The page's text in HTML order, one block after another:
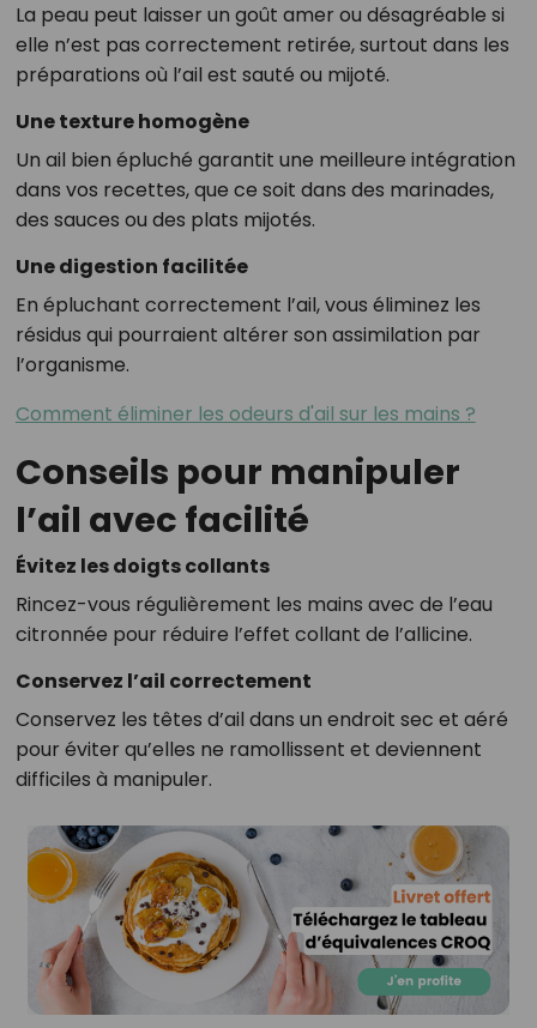
La peau peut laisser un goût amer ou désagréable si
elle n’est pas correctement retirée, surtout dans les
préparations où l’ail est sauté ou mijoté.
Une texture homogène
Un ail bien épluché garantit une meilleure intégration
dans vos recettes, que ce soit dans des marinades,
des sauces ou des plats mijotés.
Une digestion facilitée
En épluchant correctement l’ail, vous éliminez les
résidus qui pourraient altérer son assimilation par
l’organisme.
Comment éliminer les odeurs d'ail sur les mains ?
Conseils pour manipuler
l’ail avec facilité
Évitez les doigts collants
Rincez-vous régulièrement les mains avec de l’eau
citronnée pour réduire l’effet collant de l’allicine.
Conservez l’ail correctement
Conservez les têtes d’ail dans un endroit sec et aéré
pour éviter qu’elles ne ramollissent et deviennent
difficiles à manipuler.